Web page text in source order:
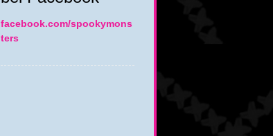
facebook.com/spookymons
ters